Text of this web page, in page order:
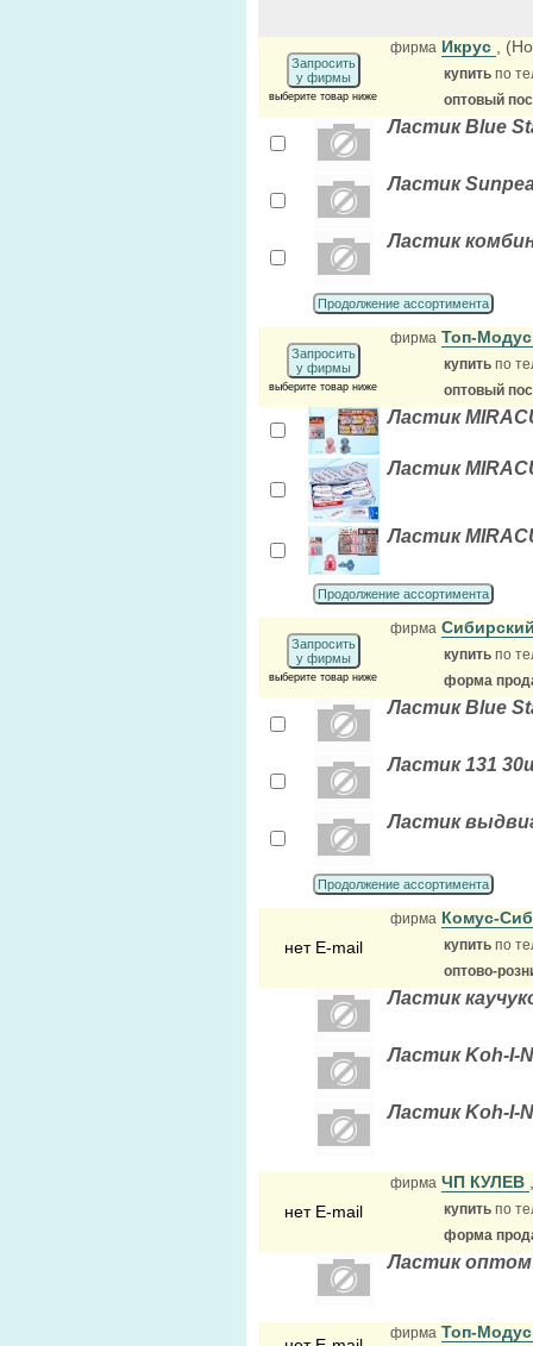
Запросить
у фирмы
выберите товар ниже
фирма Икрус ,
купить по
оптовый
Ластик Blue
Ластик
Ластик
Продолжение ассортимента
Запросить
у фирмы
выберите товар ниже
фирма Топ-
купить по
оптовый
Ластик
Ластик
Ластик
Продолжение ассортимента
Запросить
у фирмы
выберите товар ниже
фирма
купить по
форма
Ластик Blue
Ластик 131
Ластик
Продолжение ассортимента
нет E-mail
фирма Комус-
купить по
оптово-
Ластик
Ластик Koh-I-
Ластик Koh-I-
нет E-mail
фирма ЧП КУЛЕВ
купить по
форма
Ластик оптом
фирма Топ-